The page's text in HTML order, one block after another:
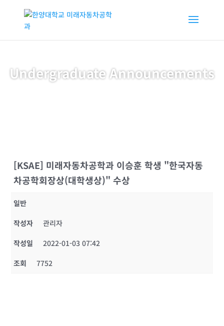
Undergraduate Announcements
[KSAE] 미래자동차공학과 이승훈 학생 "한국자동
차공학회장상(대학생상)" 수상
일반
작성자
관리자
작성일
2022-01-03 07:42
조회
7752